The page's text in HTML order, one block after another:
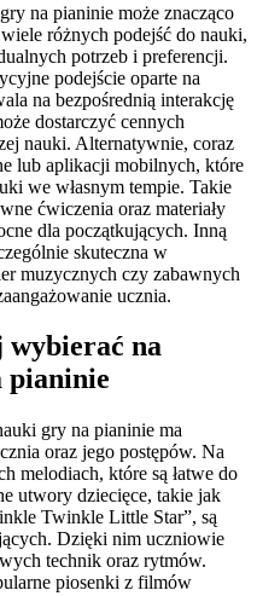
na pianinie może znacząco
różnych podejść do nauki,
potrzeb i preferencji.
podejście oparte na
na bezpośrednią interakcję
dostarczyć cennych
nauki. Alternatywnie, coraz
lub aplikacji mobilnych, które
we własnym tempie. Takie
ćwiczenia oraz materiały
dla początkujących. Inną
skuteczna w
muzycznych czy zabawnych
ucznia.
na
pianinie
gry na pianinie ma
oraz jego postępów. Na
melodiach, które są łatwe do
utwory dziecięce, takie jak
Twinkle Little Star”, są
Dzięki nim uczniowie
technik oraz rytmów.
piosenki z filmów